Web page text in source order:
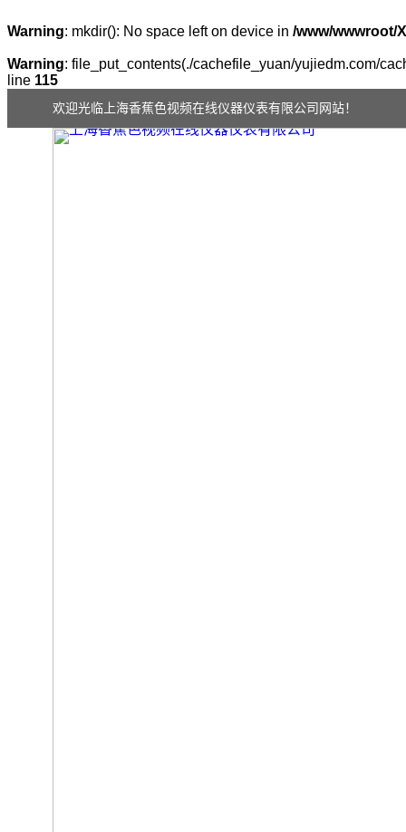
Warning: mkdir(): No space left on device in /www/wwwroot/
Warning: file_put_contents(./cachefile_yuan/yujiedm.com/
line 115
欢迎光临上海香蕉色视频在线仪器仪表有限公司网站！